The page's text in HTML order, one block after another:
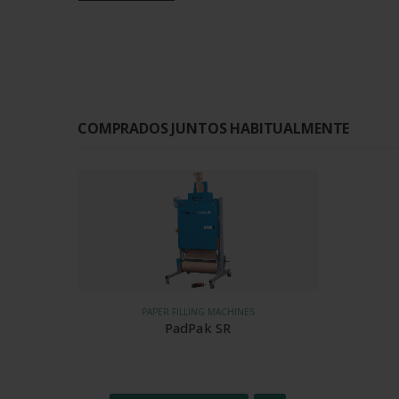
COMPRADOS JUNTOS HABITUALMENTE
PAPER FILLING MACHINES
PadPak SR